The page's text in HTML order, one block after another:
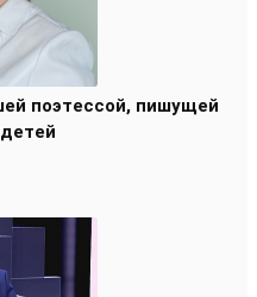
поэтессой, пишущей